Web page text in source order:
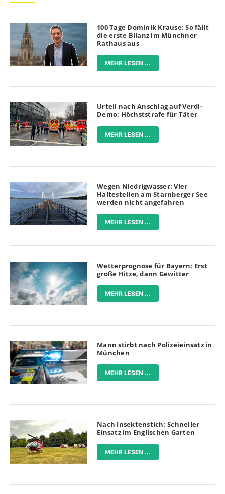
100 Tage Dominik Krause: So fällt
die erste Bilanz im Münchner
Rathaus aus
MEHR LESEN ...
Urteil nach Anschlag auf Verdi-
Demo: Höchststrafe für Täter
MEHR LESEN ...
Wegen Niedrigwasser: Vier
Haltestellen am Starnberger See
werden nicht angefahren
MEHR LESEN ...
Wetterprognose für Bayern: Erst
große Hitze, dann Gewitter
MEHR LESEN ...
Mann stirbt nach Polizeieinsatz in
München
MEHR LESEN ...
Nach Insektenstich: Schneller
Einsatz im Englischen Garten
MEHR LESEN ...